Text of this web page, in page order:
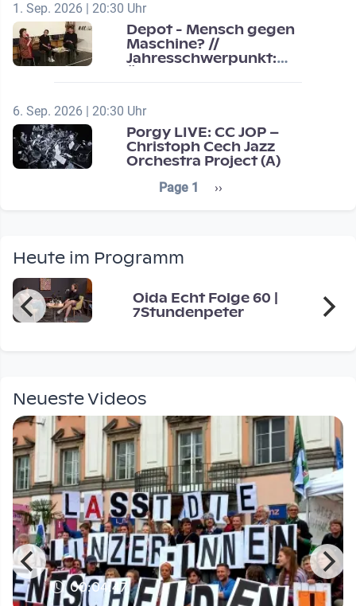
1. Sep. 2026 | 20:30 Uhr
Depot - Mensch gegen
Maschine? //
Jahresschwerpunkt:
6. Sep. 2026 | 20:30 Uhr
Porgy LIVE: CC JOP –
Christoph Cech Jazz
Orchestra Project (A)
Seitennummerierung
Page 1 Next page
››
Heute im Programm
Oida Echt Folge 60 |
7Stundenpeter
Neueste Videos
00:04:47